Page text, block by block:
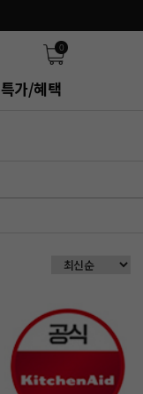
0
특가/혜택